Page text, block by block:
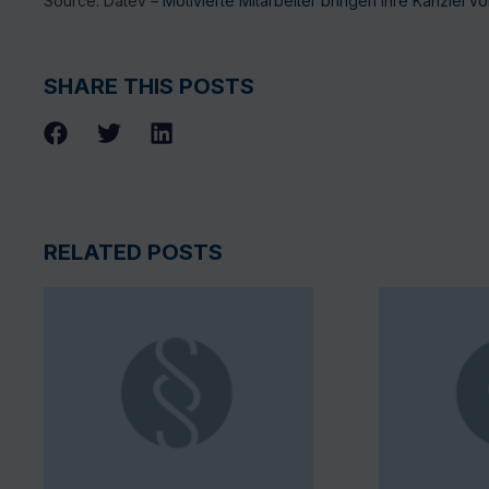
SHARE THIS POSTS
RELATED POSTS